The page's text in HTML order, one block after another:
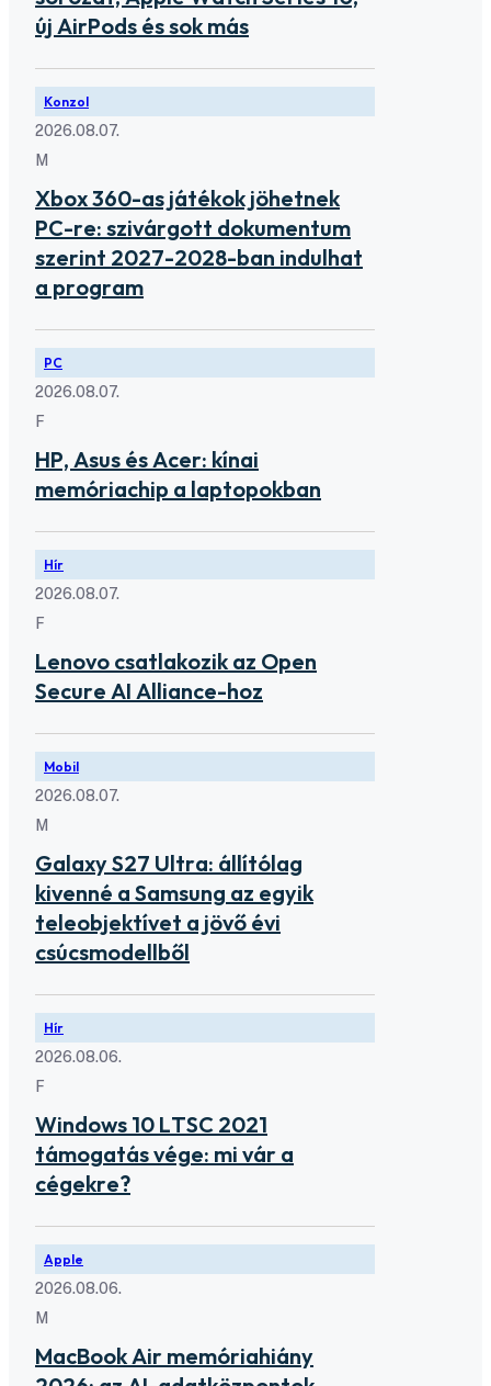
új AirPods és sok más
Konzol
2026.08.07.
M
Xbox 360-as játékok jöhetnek
PC-re: szivárgott dokumentum
szerint 2027-2028-ban indulhat
a program
PC
2026.08.07.
F
HP, Asus és Acer: kínai
memóriachip a laptopokban
Hír
2026.08.07.
F
Lenovo csatlakozik az Open
Secure AI Alliance-hoz
Mobil
2026.08.07.
M
Galaxy S27 Ultra: állítólag
kivenné a Samsung az egyik
teleobjektívet a jövő évi
csúcsmodellből
Hír
2026.08.06.
F
Windows 10 LTSC 2021
támogatás vége: mi vár a
cégekre?
Apple
2026.08.06.
M
MacBook Air memóriahiány